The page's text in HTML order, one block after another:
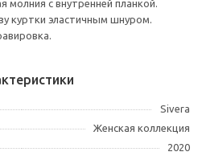
молния с внутренней планкой.
куртки эластичным шнуром.
Sivera
Женская коллекция
2020